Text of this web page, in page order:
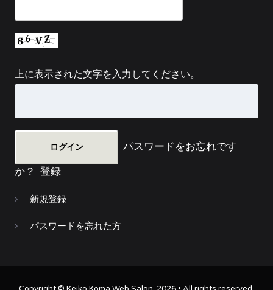
上に表示された文字を入力してください。
パスワードをお忘れです
か？ 登録
新規登録
パスワードを忘れた方